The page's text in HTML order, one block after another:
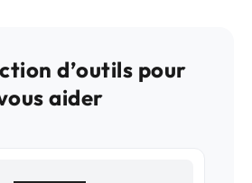
d’outils pour
aider